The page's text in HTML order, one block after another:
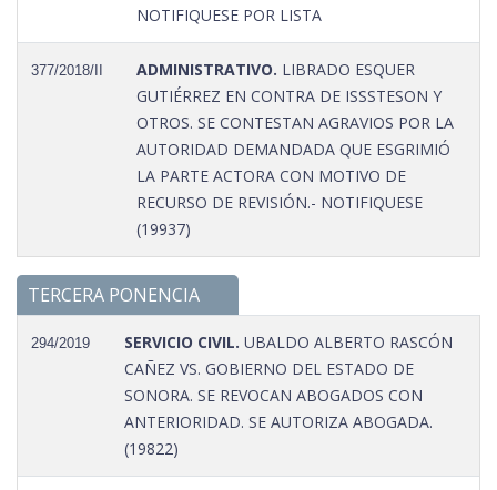
NOTIFIQUESE POR LISTA
377/2018/II ADMINISTRATIVO. LIBRADO ESQUER
GUTIÉRREZ EN CONTRA DE ISSSTESON Y
OTROS. SE CONTESTAN AGRAVIOS POR LA
AUTORIDAD DEMANDADA QUE ESGRIMIÓ
LA PARTE ACTORA CON MOTIVO DE
RECURSO DE REVISIÓN.- NOTIFIQUESE
(19937)
TERCERA PONENCIA
294/2019 SERVICIO CIVIL. UBALDO ALBERTO RASCÓN
CAÑEZ VS. GOBIERNO DEL ESTADO DE
SONORA. SE REVOCAN ABOGADOS CON
ANTERIORIDAD. SE AUTORIZA ABOGADA.
(19822)